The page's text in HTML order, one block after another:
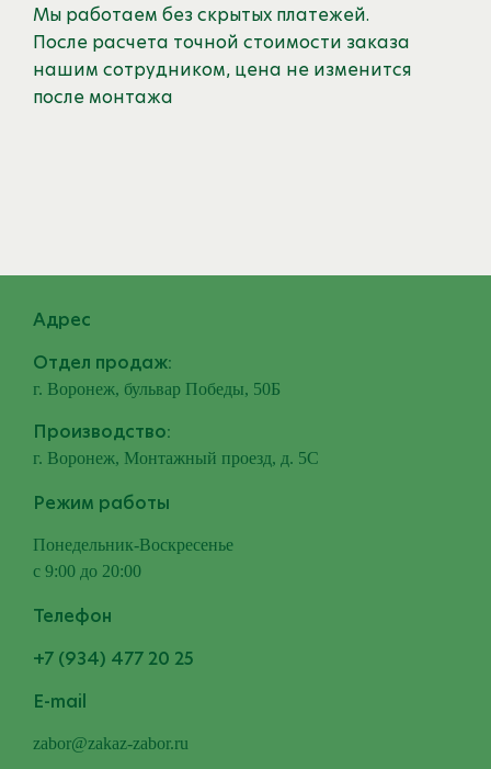
Мы работаем без скрытых платежей.
После расчета точной стоимости заказа
нашим сотрудником, цена не изменится
после монтажа
Адрес
Отдел продаж:
г. Воронеж, бульвар Победы, 50Б
Производство:
г. Воронеж, Монтажный проезд, д. 5С
Режим работы
Понедельник-Воскресенье
с 9:00 до 20:00
Телефон
+7 (934) 477 20 25
E-mail
zabor@zakaz-zabor.ru